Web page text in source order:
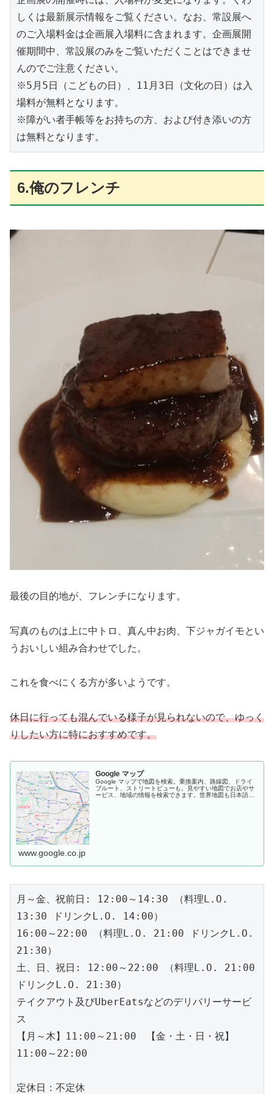
しくは最新展示情報をご覧ください。なお、常設展へ
のご入場料金は企画展入場料に含まれます。企画展開
催期間中、常設展のみをご覧いただくことはできませ
んのでご注意ください。
※5月5日（こどもの日）、11月3日（文化の日）は入
場料が無料となります。
※障がい者手帳等をお持ちの方、および付き添いの方
6.俺のフレンチ
最後の目的地が、フレンチになります。
写真のものは上に中トロ、真ん中お肉、下ジャガイモとい
うおいしい組み合わせでした。
これを食べにくる方が多いようです。
休日に行っても混んでいる様子が見られないので、ゆっく
りしたい方に特におすすめです。
Google マップ
Google マップで地図を検索。乗換案内、路線図、ドライ
ブルート、ストリートビューも。見やすい地図でお店やサ
ービス、地域の情報を検索できます。世界地図も日本語
www.google.co.jp
月～金、祝前日: 12:00～14:30 （料理L.O.
13:30 ドリンクL.O. 14:00）
16:00～22:00 （料理L.O. 21:00 ドリンクL.O.
21:30）
土、日、祝日: 12:00～22:00 （料理L.O. 21:00
ドリンクL.O. 21:30）
テイクアウト及びUberEatsなどのデリバリーサービ
ス
【月～木】11:00～21:00　【金・土・日・祝】
11:00～22:00
定休日：不定休